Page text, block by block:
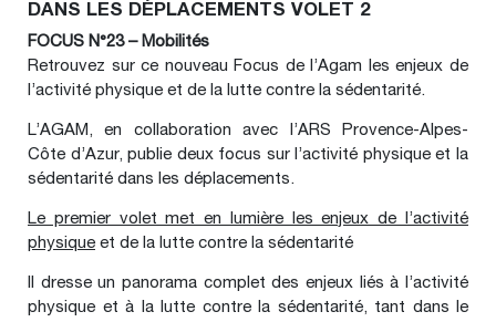
DANS LES DÉPLACEMENTS VOLET 2
FOCUS N°23 – Mobilités
Retrouvez sur ce nouveau Focus de l’Agam les enjeux de
l’activité physique et de la lutte contre la sédentarité.
L’AGAM, en collaboration avec l’ARS Provence-Alpes-
Côte d’Azur, publie deux focus sur l’activité physique et la
sédentarité dans les déplacements.
Le premier volet met en lumière les enjeux de l’activité
physique et de la lutte contre la sédentarité
Il dresse un panorama complet des enjeux liés à l’activité
physique et à la lutte contre la sédentarité, tant dans le